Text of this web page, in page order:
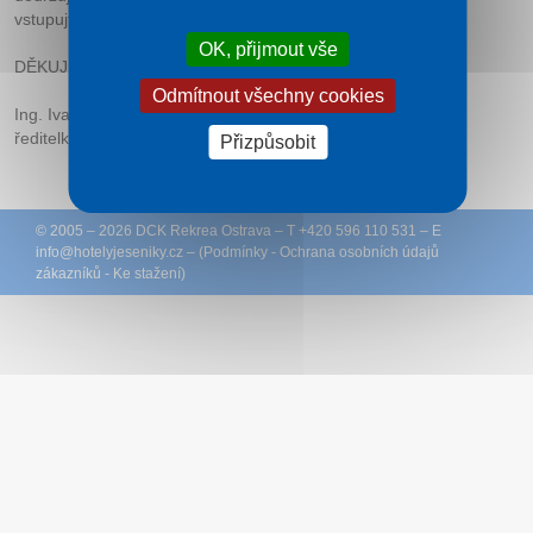
vstupujte jednotlivě!
DĚKUJEME ZA DODRŽOVÁNÍ.
Ing. Ivana Rybiářová
ředitelka
© 2005 – 2026 DCK Rekrea Ostrava – T +420 596 110 531 – E
info@ hotelyjeseniky.cz – (Podmínky - Ochrana osobních údajů
zákazníků - Ke stažení)
OK, přijmout vše
Odmítnout všechny cookies
Přizpůsobit